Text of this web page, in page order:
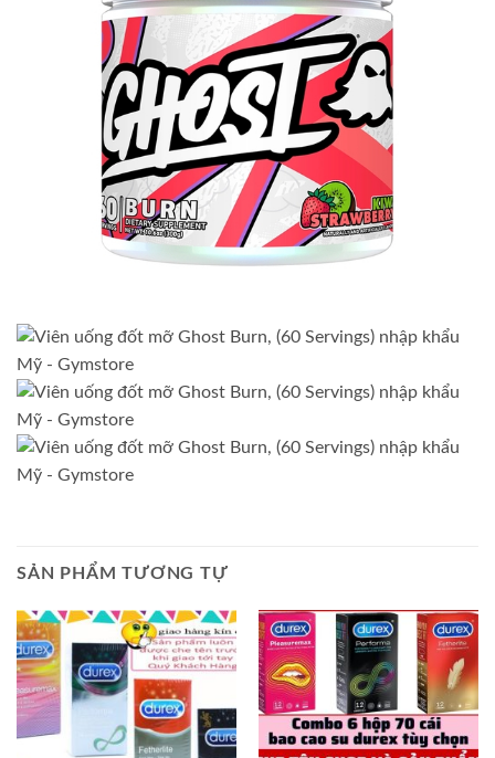
SẢN PHẨM TƯƠNG TỰ